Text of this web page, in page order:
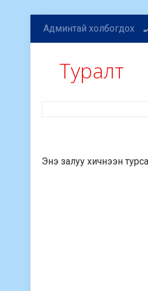
Админтай холбогдох
Туралт
Энэ залуу хичнээн